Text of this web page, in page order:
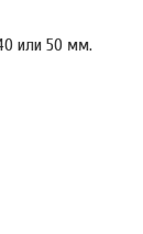
или 50 мм.